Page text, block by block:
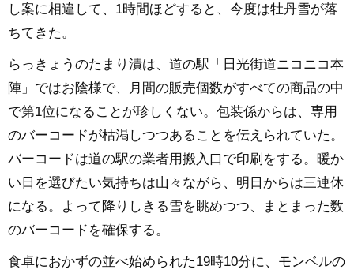
し案に相違して、1時間ほどすると、今度は牡丹雪が落
ちてきた。
らっきょうのたまり漬は、道の駅「日光街道ニコニコ本
陣」ではお陰様で、月間の販売個数がすべての商品の中
で第1位になることが珍しくない。包装係からは、専用
のバーコードが枯渇しつつあることを伝えられていた。
バーコードは道の駅の業者用搬入口で印刷をする。暖か
い日を選びたい気持ちは山々ながら、明日からは三連休
になる。よって降りしきる雪を眺めつつ、まとまった数
のバーコードを確保する。
食卓におかずの並べ始められた19時10分に、モンベルの